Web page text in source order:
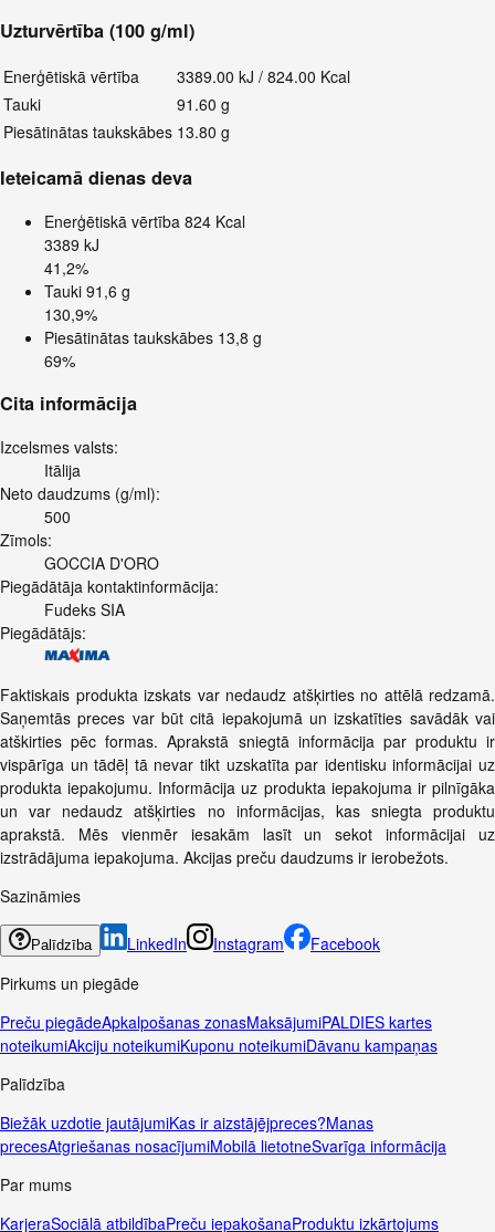
Uzturvērtība (100 g/ml)
Enerģētiskā vērtība
3389.00 kJ / 824.00 Kcal
Tauki
91.60 g
Piesātinātas taukskābes 13.80 g
Ieteicamā dienas deva
Enerģētiskā vērtība 824 Kcal
3389 kJ
41,2%
Tauki 91,6 g
130,9%
Piesātinātas taukskābes 13,8 g
69%
Cita informācija
Izcelsmes valsts:
Itālija
Neto daudzums (g/ml):
500
Zīmols:
GOCCIA D'ORO
Piegādātāja kontaktinformācija:
Fudeks SIA
Piegādātājs:
Faktiskais produkta izskats var nedaudz atšķirties no attēlā redzamā.
Saņemtās preces var būt citā iepakojumā un izskatīties savādāk vai
atškirties pēc formas. Aprakstā sniegtā informācija par produktu ir
vispārīga un tādēļ tā nevar tikt uzskatīta par identisku informācijai uz
produkta iepakojumu. Informācija uz produkta iepakojuma ir pilnīgāka
un var nedaudz atšķirties no informācijas, kas sniegta produktu
aprakstā. Mēs vienmēr iesakām lasīt un sekot informācijai uz
izstrādājuma iepakojuma. Akcijas preču daudzums ir ierobežots.
Sazināmies
Palīdzība LinkedIn Instagram
Facebook
Pirkums un piegāde
Preču piegādeApkalpošanas zonasMaksājumiPALDIES kartes
noteikumiAkciju noteikumiKuponu noteikumiDāvanu kampaņas
Palīdzība
Biežāk uzdotie jautājumiKas ir aizstājējpreces?Manas
precesAtgriešanas nosacījumiMobilā lietotneSvarīga informācija
Par mums
KarjeraSociālā atbildībaPreču iepakošanaProduktu izkārtojums